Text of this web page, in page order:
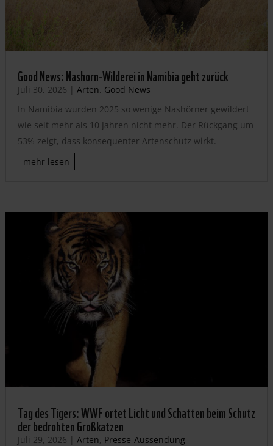
Good News: Nashorn-Wilderei in Namibia geht zurück
Juli 30, 2026 | Arten, Good News
In Namibia wurden 2025 so wenige Nashörner gewildert
wie seit mehr als 10 Jahren nicht mehr. Der Rückgang um
53% zeigt, dass konsequenter Artenschutz wirkt.
mehr lesen
Tag des Tigers: WWF ortet Licht und Schatten beim Schutz
der bedrohten Großkatzen
Juli 29, 2026 | Arten, Presse-Aussendung